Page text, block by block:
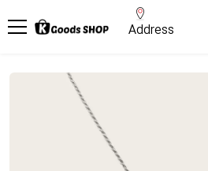
Address